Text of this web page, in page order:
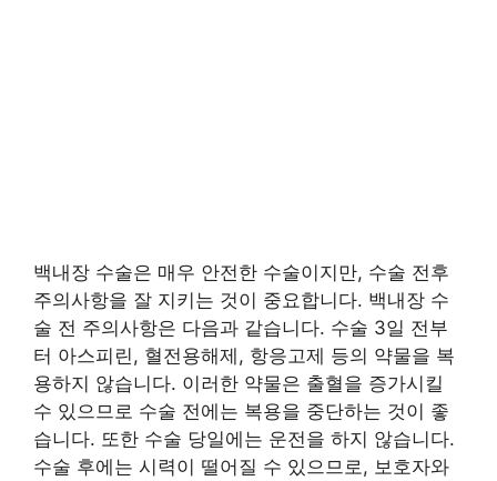
백내장 수술은 매우 안전한 수술이지만, 수술 전후
주의사항을 잘 지키는 것이 중요합니다. 백내장 수
술 전 주의사항은 다음과 같습니다. 수술 3일 전부
터 아스피린, 혈전용해제, 항응고제 등의 약물을 복
용하지 않습니다. 이러한 약물은 출혈을 증가시킬
수 있으므로 수술 전에는 복용을 중단하는 것이 좋
습니다. 또한 수술 당일에는 운전을 하지 않습니다.
수술 후에는 시력이 떨어질 수 있으므로, 보호자와